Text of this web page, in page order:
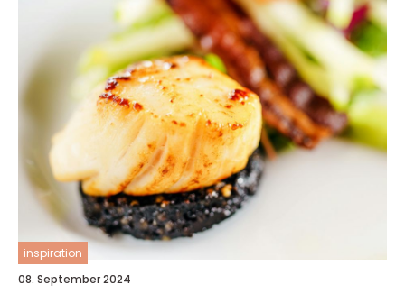
inspiration
08. September 2024